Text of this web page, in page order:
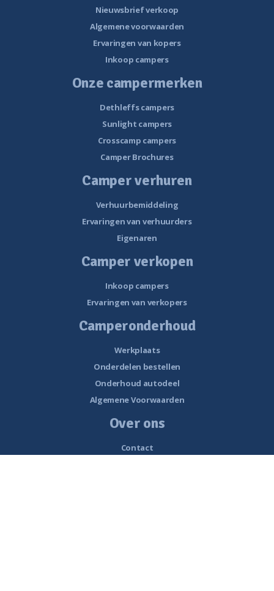
Nieuwsbrief verkoop
Algemene voorwaarden
Ervaringen van kopers
Inkoop campers
Onze campermerken
Dethleffs campers
Sunlight campers
Crosscamp campers
Camper Brochures
Camper verhuren
Verhuurbemiddeling
Ervaringen van verhuurders
Eigenaren
Camper verkopen
Inkoop campers
Ervaringen van verkopers
Camperonderhoud
Werkplaats
Onderdelen bestellen
Onderhoud autodeel
Algemene Voorwaarden
Over ons
Contact